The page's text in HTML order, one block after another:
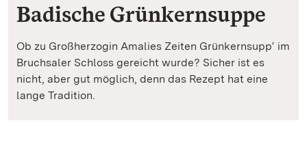
Badische Grünkernsuppe
Ob zu Großherzogin Amalies Zeiten Grünkernsupp‘ im
Bruchsaler Schloss gereicht wurde? Sicher ist es
nicht, aber gut möglich, denn das Rezept hat eine
lange Tradition.